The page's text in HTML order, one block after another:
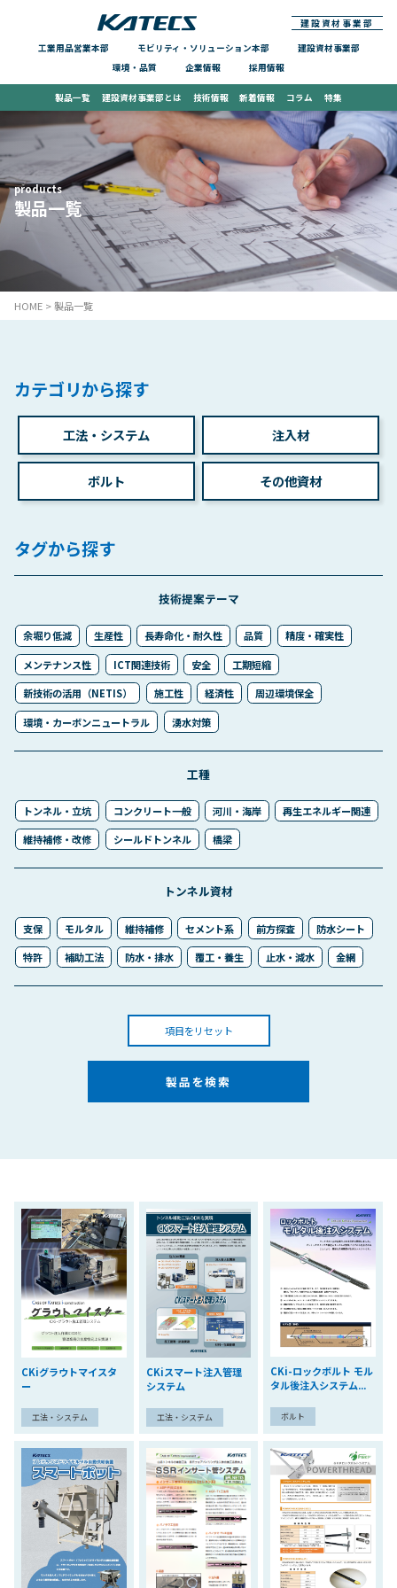
建設資材事業部
工業用品営業本部 モビリティ・ソリューション本部
建設資材事業部
環境・品質
企業情報 採用情報
製品一覧 建設資材事業部とは 技術情報 新着情報 コラム 特集
products
製品一覧
HOME > 製品一覧
カテゴリから探す
工法・システム 注入材
ボルト その他資材
タグから探す
技術提案テーマ
余堀り低減 生産性 長寿命化・耐久性 品質 精度・確実性
メンテナンス性 ICT関連技術 安全 工期短縮
新技術の活用（NETIS） 施工性 経済性 周辺環境保全
環境・カーボンニュートラル 湧水対策
工種
トンネル・立坑 コンクリート一般 河川・海岸 再生エネルギー関連
維持補修・改修 シールドトンネル 橋梁
トンネル資材
支保 モルタル 維持補修 セメント系 前方探査 防水シート
特許 補助工法 防水・排水 覆工・養生 止水・減水 金網
CKiグラウトマイスタ
ー
工法・システム
CKiスマート注入管理
システム
工法・システム
CKi-ロックボルト モル
タル後注入システム...
ボルト